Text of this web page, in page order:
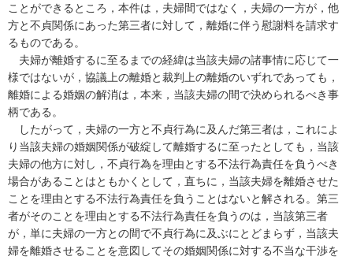
ことができるところ，本件は，夫婦間ではなく，夫婦の一方が，他
方と不貞関係にあった第三者に対して，離婚に伴う慰謝料を請求す
るものである。
夫婦が離婚するに至るまでの経緯は当該夫婦の諸事情に応じて一
様ではないが，協議上の離婚と裁判上の離婚のいずれであっても，
離婚による婚姻の解消は，本来，当該夫婦の間で決められるべき事
柄である。
したがって，夫婦の一方と不貞行為に及んだ第三者は，これによ
り当該夫婦の婚姻関係が破綻して離婚するに至ったとしても，当該
夫婦の他方に対し，不貞行為を理由とする不法行為責任を負うべき
場合があることはともかくとして，直ちに，当該夫婦を離婚させた
ことを理由とする不法行為責任を負うことはないと解される。第三
者がそのことを理由とする不法行為責任を負うのは，当該第三者
が，単に夫婦の一方との間で不貞行為に及ぶにとどまらず，当該夫
婦を離婚させることを意図してその婚姻関係に対する不当な干渉を